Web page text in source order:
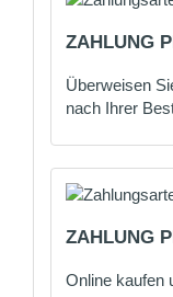
ZAHLUNG
Überweisen
nach Ihrer
ZAHLUNG
Online kaufen